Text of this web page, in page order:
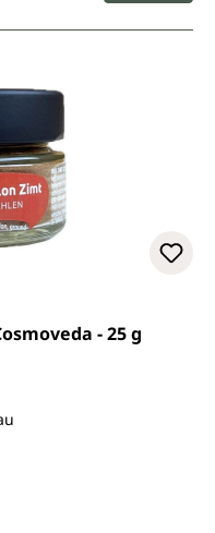
4.6 von 5 Sternen
- 25 g